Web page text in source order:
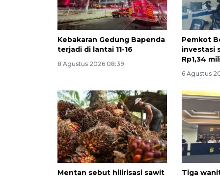
Kebakaran Gedung Bapenda
terjadi di lantai 11-16
8 Agustus 2026 08:39
Pemkot
investasi
Rp1,34
6 Agustus
Mentan sebut hilirisasi sawit Tiga